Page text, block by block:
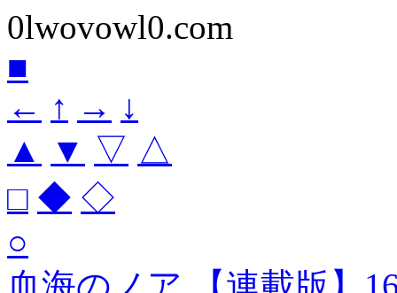
0lwovowl0.com
■
← ↑ → ↓
▲
▼ ▽ △
□ ◆ ◇
○